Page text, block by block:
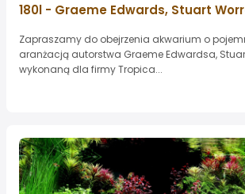
180l - Graeme Edwards, Stuart
Zapraszamy do obejrzenia akwarium o
aranżacją autorstwa Graeme Edwardsa,
wykonaną dla firmy Tropica...